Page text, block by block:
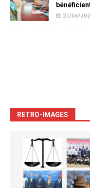
21/06/
RETRO-IMAGES